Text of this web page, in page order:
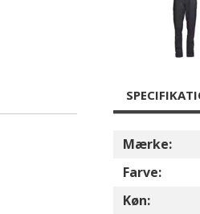
Mærke:
Farve:
Køn: